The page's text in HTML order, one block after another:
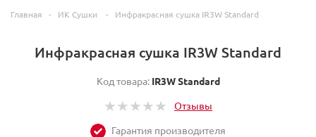
Главная - ИК Сушки - Инфракрасная сушка IR3W Standard
Инфракрасная сушка IR3W Standard
Код товара: IR3W Standard
Отзывы
Гарантия производителя